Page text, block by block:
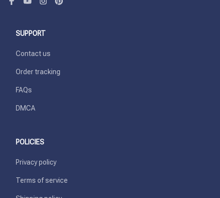
SUPPORT
Contact us
Order tracking
FAQs
DMCA
POLICIES
Privacy policy
Terms of service